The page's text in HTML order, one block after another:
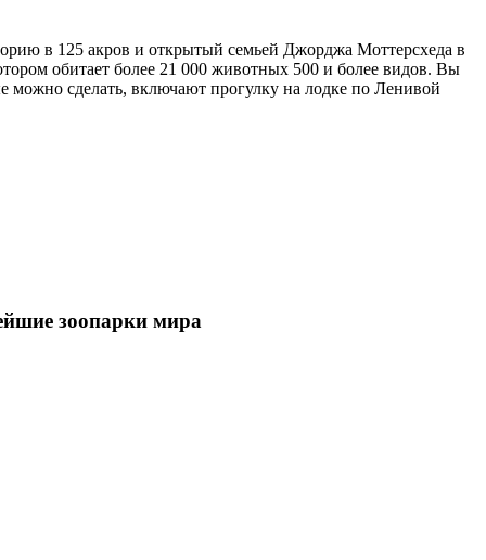
в 125 акров и открытый семьей Джорджа Моттерсхеда в
обитает более 21 000 животных 500 и более видов. Вы
можно сделать, включают прогулку на лодке по Ленивой
зоопарки мира